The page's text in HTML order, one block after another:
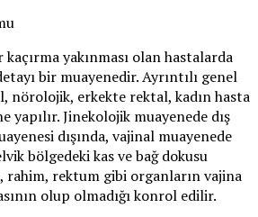
yakınması olan hastalarda
bir muayenedir. Ayrıntılı genel
nörolojik, erkekte rektal, kadın hasta
yapılır. Jinekolojik muayenede dış
dışında, vajinal muayenede
bölgedeki kas ve bağ dokusu
rahim, rektum gibi organların vajina
olup olmadığı konrol edilir.